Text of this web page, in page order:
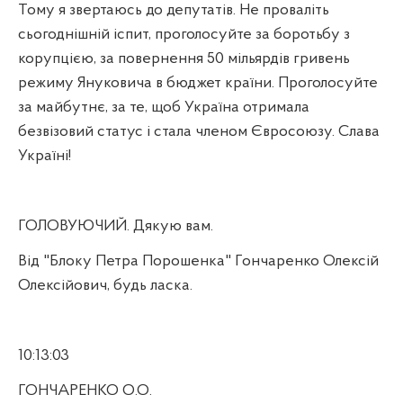
Тому я звертаюсь до депутатів. Не проваліть
сьогоднішній іспит, проголосуйте за боротьбу з
корупцією, за повернення 50 мільярдів гривень
режиму Януковича в бюджет країни. Проголосуйте
за майбутнє, за те, щоб Україна отримала
безвізовий статус і стала членом Євросоюзу. Слава
Україні!
ГОЛОВУЮЧИЙ. Дякую вам.
Від "Блоку Петра Порошенка" Гончаренко Олексій
Олексійович, будь ласка.
10:13:03
ГОНЧАРЕНКО О.О.